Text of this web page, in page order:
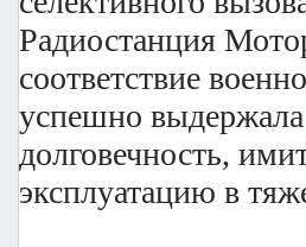
Радиостанция
соответствие
успешно
долговечность,
эксплуатацию в